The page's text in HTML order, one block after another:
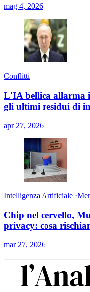
mag 4, 2026
Conflitti
L'IA bellica allarma
gli ultimi residui di
apr 27, 2026
Intelligenza Artificiale ·
Chip nel cervello,
privacy: cosa
mar 27, 2026